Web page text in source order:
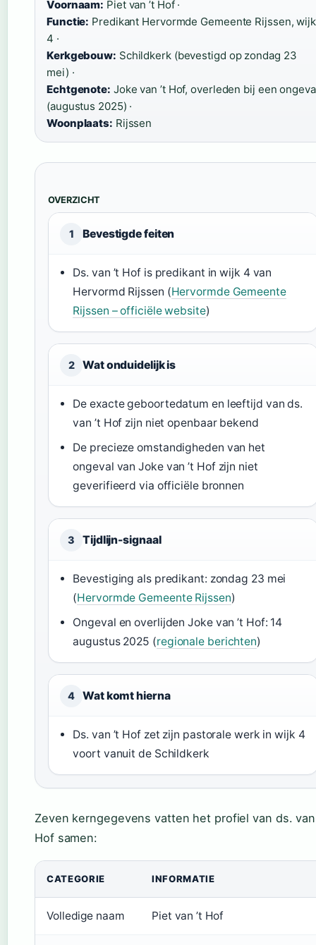
Voornaam: Piet van ’t Hof ·
Functie: Predikant Hervormde Gemeente Rijssen, wijk
4 ·
Kerkgebouw: Schildkerk (bevestigd op zondag 23
mei) ·
Echtgenote: Joke van ’t Hof, overleden bij een
(augustus 2025) ·
Woonplaats: Rijssen
OVERZICHT
1 Bevestigde feiten
Ds. van ’t Hof is predikant in wijk 4 van
Hervormd Rijssen (Hervormde Gemeente
Rijssen – officiële website)
2 Wat onduidelijk is
De exacte geboortedatum en leeftijd van ds.
van ’t Hof zijn niet openbaar bekend
De precieze omstandigheden van het
ongeval van Joke van ’t Hof zijn niet
geverifieerd via officiële bronnen
3 Tijdlijn-signaal
Bevestiging als predikant: zondag 23 mei
(Hervormde Gemeente Rijssen)
Ongeval en overlijden Joke van ’t Hof: 14
augustus 2025 (regionale berichten)
4 Wat komt hierna
Ds. van ’t Hof zet zijn pastorale werk in wijk 4
voort vanuit de Schildkerk
Zeven kerngegevens vatten het profiel van ds. van
Hof samen:
CATEGORIE INFORMATIE
Volledige naam Piet van ’t Hof